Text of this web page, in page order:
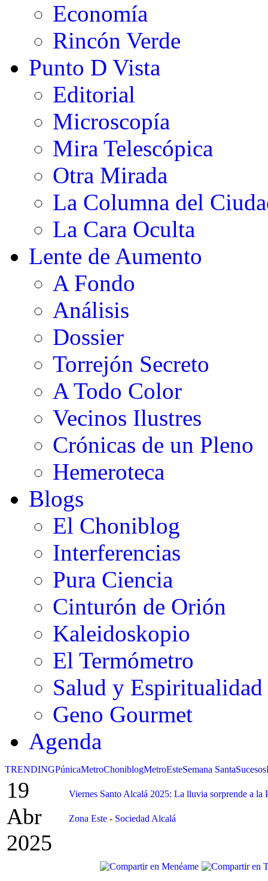
Economía
Rincón Verde
Punto D Vista
Editorial
Microscopía
Mira Telescópica
Otra Mirada
La Columna del
La Cara Oculta
Lente de Aumento
A Fondo
Análisis
Dossier
Torrejón Secreto
A Todo Color
Vecinos Ilustres
Crónicas de un Pleno
Hemeroteca
Blogs
El Choniblog
Interferencias
Pura Ciencia
Cinturón de Orión
Kaleidoskopio
El Termómetro
Salud y Espiritualidad
Geno Gourmet
Agenda
TRENDINGPúnicaMetroChoniblogMetroEsteSemana SantaSucesos
19
Abr
2025
Viernes Santo Alcalá 2025: La lluvia sorprende a la
Zona Este - Sociedad Alcalá